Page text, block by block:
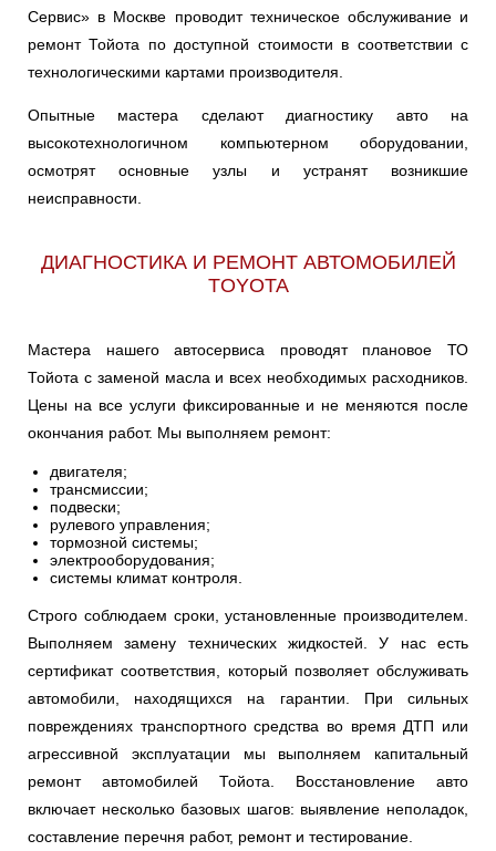
Тула
Тюмень
Ульяновск
Чебоксары
Череповец
CELSIOR CENTURY
CROWN CYNOS DUET
GT HARRIER HIGHLANDER
ISIS
LAND CRUISER
MARK II
MR NADIA NOAH/VOXY
Сервис» в Москве проводит техническое обслуживание и
ремонт Тойота по доступной стоимости в соответствии с
технологическими картами производителя.
Опытные мастера сделают диагностику авто на
высокотехнологичном компьютерном оборудовании,
осмотрят основные узлы и устранят возникшие
неисправности.
ДИАГНОСТИКА И РЕМОНТ АВТОМОБИЛЕЙ
TOYOTA
Мастера нашего автосервиса проводят плановое ТО
Тойота с заменой масла и всех необходимых расходников.
Цены на все услуги фиксированные и не меняются после
окончания работ. Мы выполняем ремонт:
двигателя;
трансмиссии;
подвески;
рулевого управления;
тормозной системы;
электрооборудования;
системы климат контроля.
Строго соблюдаем сроки, установленные производителем.
Выполняем замену технических жидкостей. У нас есть
сертификат соответствия, который позволяет обслуживать
автомобили, находящихся на гарантии. При сильных
повреждениях транспортного средства во время ДТП или
агрессивной эксплуатации мы выполняем капитальный
ремонт автомобилей Тойота. Восстановление авто
включает несколько базовых шагов: выявление неполадок,
составление перечня работ, ремонт и тестирование.